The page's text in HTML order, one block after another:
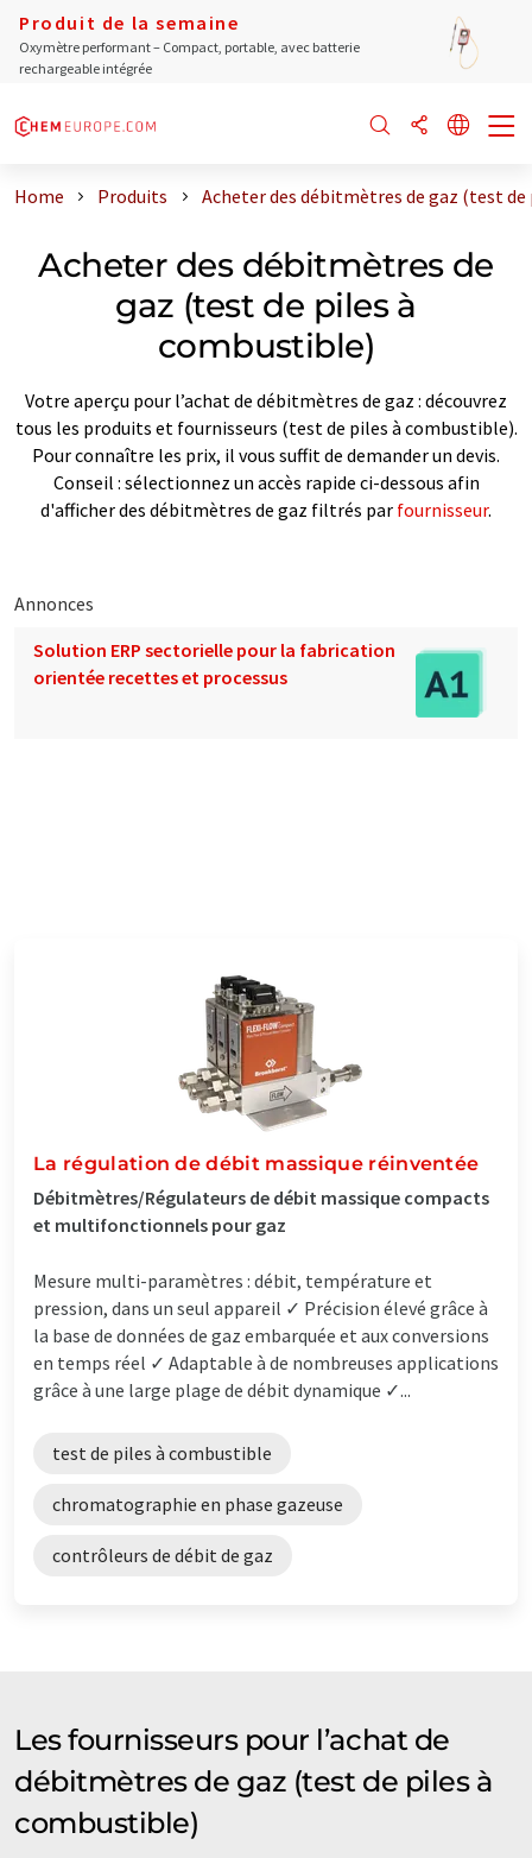
Produit de la semaine
Oxymètre performant – Compact, portable, avec batterie
rechargeable intégrée
Home Produits Acheter des débitmètres de gaz (test
Acheter des débitmètres de
gaz (test de piles à
combustible)
Votre aperçu pour l’achat de débitmètres de gaz : découvrez
tous les produits et fournisseurs (test de piles à combustible).
Pour connaître les prix, il vous suffit de demander un devis.
Conseil : sélectionnez un accès rapide ci-dessous afin
d'afficher des débitmètres de gaz filtrés par fournisseur.
Annonces
Solution ERP sectorielle pour la fabrication
orientée recettes et processus
La régulation de débit massique réinventée
Débitmètres/Régulateurs de débit massique compacts
et multifonctionnels pour gaz
Mesure multi-paramètres : débit, température et
pression, dans un seul appareil ✓ Précision élevé grâce à
la base de données de gaz embarquée et aux conversions
en temps réel ✓ Adaptable à de nombreuses applications
grâce à une large plage de débit dynamique ✓...
test de piles à combustible
chromatographie en phase gazeuse
contrôleurs de débit de gaz
Les fournisseurs pour l’achat de
débitmètres de gaz (test de piles à
combustible)